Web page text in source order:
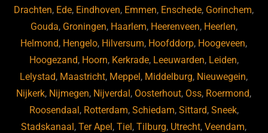
Drachten, Ede, Eindhoven, Emmen, Enschede, Gorinchem,
Gouda, Groningen, Haarlem, Heerenveen, Heerlen,
Helmond, Hengelo, Hilversum, Hoofddorp, Hoogeveen,
Hoogezand, Hoorn, Kerkrade, Leeuwarden, Leiden,
Lelystad, Maastricht, Meppel , Middelburg, Nieuwegein,
Nijkerk, Nijmegen, Nijverdal , Oosterhout, Oss, Roermond,
Roosendaal , Rotterdam, Schiedam, Sittard, Sneek,
Stadskanaal ,Ter Apel ,Tiel ,Tilburg, Utrecht,Veendam,